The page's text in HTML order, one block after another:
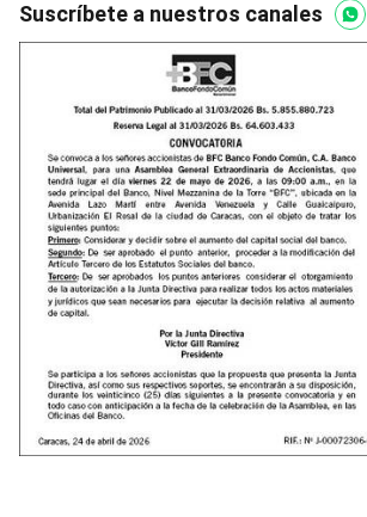
Suscríbete a nuestros canales